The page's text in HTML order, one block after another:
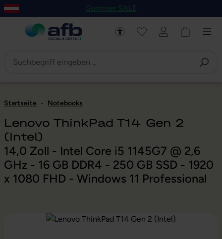
Hauptinhalt springen
Zur Navigation der B2B-Plattform springen
Summer SALE
Startseite - Notebooks
Lenovo ThinkPad T14 Gen 2
(Intel)
14,0 Zoll - Intel Core i5 1145G7 @ 2,6
GHz - 16 GB DDR4 - 250 GB SSD - 1920
x 1080 FHD - Windows 11 Professional
Bildergalerie überspringen